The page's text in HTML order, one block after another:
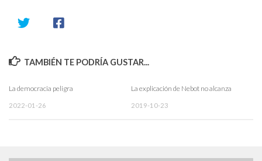
TAMBIÉN TE PODRÍA GUSTAR...
La democracia peligra
2022-01-26
La explicación de Nebot no alcanza
2019-10-23